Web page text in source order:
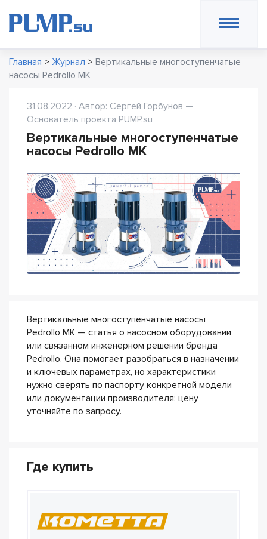
Главная > Журнал > Вертикальные многоступенчатые
насосы Pedrollo MK
31.08.2022 · Автор: Сергей Горбунов —
Основатель проекта PUMP.su
Вертикальные многоступенчатые
насосы Pedrollo MK
Вертикальные многоступенчатые насосы
Pedrollo MK — статья о насосном оборудовании
или связанном инженерном решении бренда
Pedrollo. Она помогает разобраться в назначении
и ключевых параметрах, но характеристики
нужно сверять по паспорту конкретной модели
или документации производителя; цену
уточняйте по запросу.
Где купить